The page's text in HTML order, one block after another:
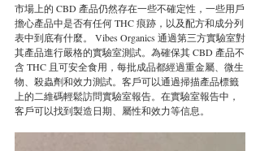
市場上的 CBD 產品仍然存在一些不確定性，一些用戶
擔心產品中是否有任何 THC 痕跡，以及配方和成分列
表中到底有什麼。 Vibes Organics 通過第三方實驗室對
其產品進行嚴格的實驗室測試。為確保其 CBD 產品不
含 THC 且可安全食用，每批成品都經過重金屬、微生
物、殺蟲劑和效力測試。客戶可以通過掃描產品標籤
上的二維碼輕鬆訪問實驗室報告。在實驗室報告中，
客戶可以找到製造日期、屬性和效力等信息。